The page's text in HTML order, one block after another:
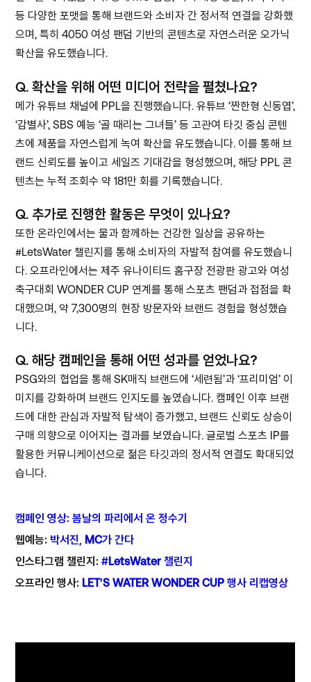
등 다양한 포맷을 통해 브랜드와 소비자 간 정서적 연결을 강화했
으며, 특히 4050 여성 팬덤 기반의 콘텐츠로 자연스러운 오가닉
확산을 유도했습니다.
Q.확산을 위해 어떤 미디어 전략을 펼쳤나요?
메가 유튜브 채널에 PPL을 진행했습니다. 유튜브 ‘짠한형 신동엽’,
‘감별사’, SBS 예능 ‘골 때리는 그녀들’ 등 고관여 타깃 중심 콘텐
츠에 제품을 자연스럽게 녹여 확산을 유도했습니다. 이를 통해 브
랜드 신뢰도를 높이고 세일즈 기대감을 형성했으며, 해당 PPL 콘
텐츠는 누적 조회수 약 181만 회를 기록했습니다.
Q. 추가로 진행한 활동은 무엇이 있나요?
또한 온라인에서는 물과 함께하는 건강한 일상을 공유하는
#LetsWater 챌린지를 통해 소비자의 자발적 참여를 유도했습니
다. 오프라인에서는 제주 유나이티드 홈구장 전광판 광고와 여성
축구대회 WONDER CUP 연계를 통해 스포츠 팬덤과 접점을 확
대했으며, 약 7,300명의 현장 방문자와 브랜드 경험을 형성했습
니다.
Q.해당 캠페인을 통해 어떤 성과를 얻었나요?
PSG와의 협업을 통해 SK매직 브랜드에 ‘세련됨’과 ‘프리미엄’ 이
미지를 강화하며 브랜드 인지도를 높였습니다. 캠페인 이후 브랜
드에 대한 관심과 자발적 탐색이 증가했고, 브랜드 신뢰도 상승이
구매 의향으로 이어지는 결과를 보였습니다. 글로벌 스포츠 IP를
활용한 커뮤니케이션으로 젊은 타깃과의 정서적 연결도 확대되었
습니다.
캠페인 영상: 봄날의 파리에서 온 정수기
웹예능: 박서진, MC가 간다
인스타그램 챌린지:#LetsWater 챌린지
오프라인 행사: LET’S WATER WONDER CUP 행사 리캡영상